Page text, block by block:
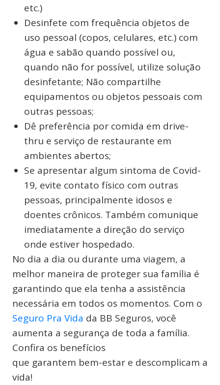
etc.)
Desinfete com frequência objetos de
uso pessoal (copos, celulares, etc.) com
água e sabão quando possível ou,
quando não for possível, utilize solução
desinfetante; Não compartilhe
equipamentos ou objetos pessoais com
outras pessoas;
Dê preferência por comida em drive-
thru e serviço de restaurante em
ambientes abertos;
Se apresentar algum sintoma de Covid-
19, evite contato físico com outras
pessoas, principalmente idosos e
doentes crônicos. Também comunique
imediatamente a direção do serviço
onde estiver hospedado.
No dia a dia ou durante uma viagem, a
melhor maneira de proteger sua família é
garantindo que ela tenha a assistência
necessária em todos os momentos. Com o
Seguro Pra Vida da BB Seguros, você
aumenta a segurança de toda a família.
Confira os benefícios
que garantem bem-estar e descomplicam a
vida!